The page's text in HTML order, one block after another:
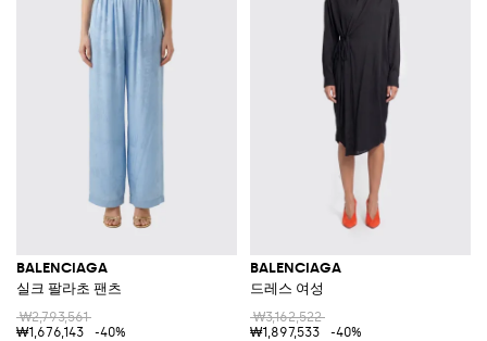
BALENCIAGA
실크 팔라초 팬츠
₩2,793,561
₩1,676,143
-40%
BALENCIAGA
드레스 여성
₩3,162,522
₩1,897,533
-40%